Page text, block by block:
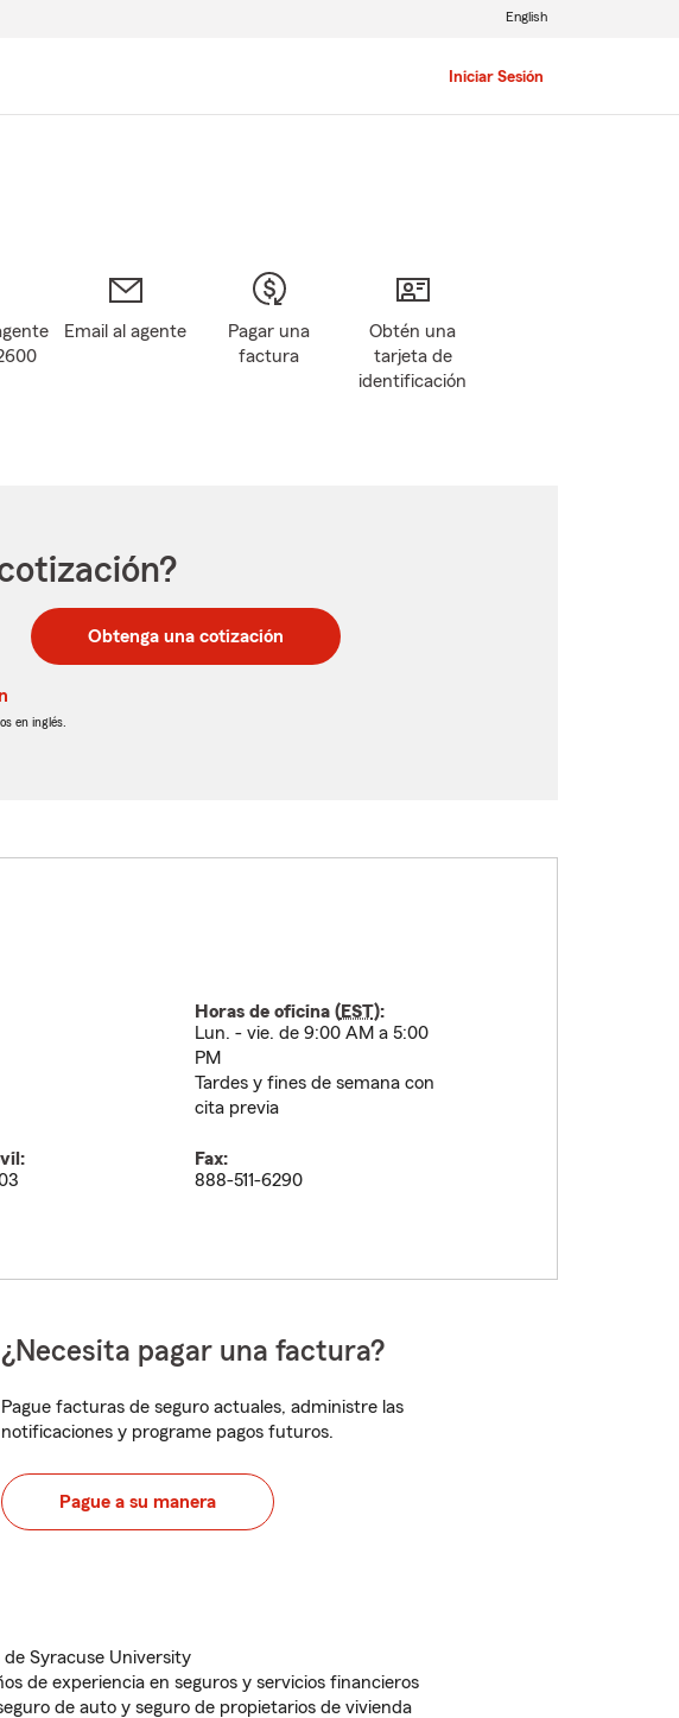
Iniciar Sesión
English
Email al agente
Pagar una
factura
Obtén una
tarjeta de
identificación
Obtenga una cotización
en inglés.
Horas de oficina (EST):
Lun. - vie. de 9:00 AM a 5:00
PM
Tardes y fines de semana con
cita previa
Fax:
888-511-6290
¿Necesita pagar una factura?
Pague facturas de seguro actuales, administre las
notificaciones y programe pagos futuros.
Pague a su manera
de Syracuse University
de experiencia en seguros y servicios financieros
de auto y seguro de propietarios de vivienda